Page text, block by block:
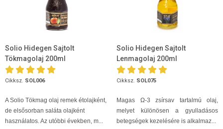
Solio Hidegen Sajtolt
Tökmagolaj 200ml
Cikksz. SOL006
A Solio Tökmag olaj remek étolajként,
de elsősorban saláta olajként
használatos. Az utóbbi években, m...
Solio Hidegen Sajtolt
Lenmagolaj 200ml
Cikksz. SOL075
Magas Ω-3 zsírsav tartalmú olaj,
melyet különösen a gyulladásos
betegségek kezelésére is alkalmaz...